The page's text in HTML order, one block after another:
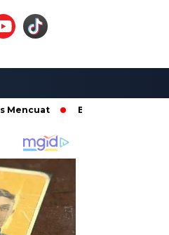
Borong Proyek di Dinas